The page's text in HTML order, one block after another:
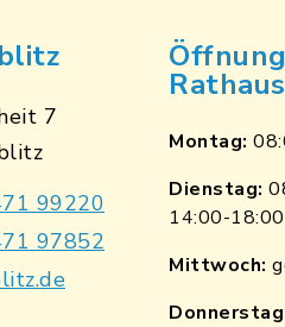
7
99220
97852
Rathaus
Montag:
Dienstag:
14:00-
Mittwoch: